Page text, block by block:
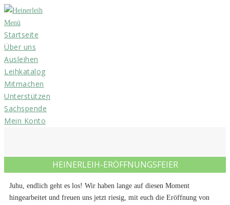
Zum
Inhalt
springen
Menü
Startseite
Über uns
Ausleihen
Leihkatalog
Mitmachen
Unterstützen
Sachspende
Mein Konto
HEINERLEIH-ERÖFFNUNGSFEIER
Juhu, endlich geht es los! Wir haben lange auf diesen Moment
hingearbeitet und freuen uns jetzt riesig, mit euch die Eröffnung von